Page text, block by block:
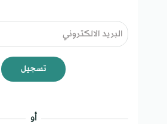
تسجيل
أو